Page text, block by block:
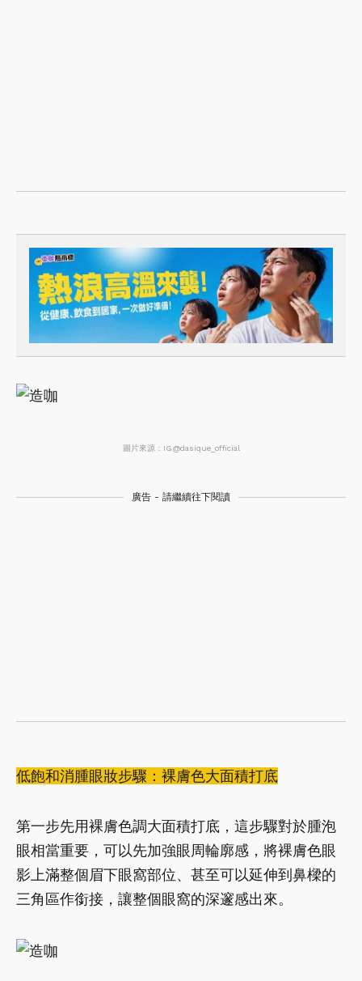
圖片來源：IG@dasique_official
廣告 - 請繼續往下閱讀
低飽和消腫眼妝步驟：裸膚色大面積打底
第一步先用裸膚色調大面積打底，這步驟對於腫泡
眼相當重要，可以先加強眼周輪廓感，將裸膚色眼
影上滿整個眉下眼窩部位、甚至可以延伸到鼻樑的
三角區作銜接，讓整個眼窩的深邃感出來。